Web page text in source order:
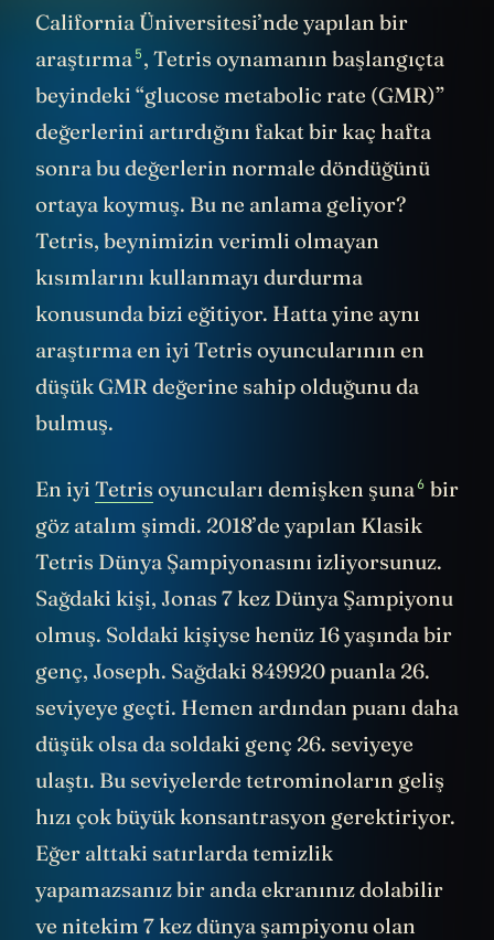
California Üniversitesi’nde yapılan bir
araştırma5, Tetris oynamanın başlangıçta
beyindeki “glucose metabolic rate (GMR)”
değerlerini artırdığını fakat bir kaç hafta
sonra bu değerlerin normale döndüğünü
ortaya koymuş. Bu ne anlama geliyor?
Tetris, beynimizin verimli olmayan
kısımlarını kullanmayı durdurma
konusunda bizi eğitiyor. Hatta yine aynı
araştırma en iyi Tetris oyuncularının en
düşük GMR değerine sahip olduğunu da
bulmuş.
En iyi Tetris oyuncuları demişken şuna6 bir
göz atalım şimdi. 2018’de yapılan Klasik
Tetris Dünya Şampiyonasını izliyorsunuz.
Sağdaki kişi, Jonas 7 kez Dünya Şampiyonu
olmuş. Soldaki kişiyse henüz 16 yaşında bir
genç, Joseph. Sağdaki 849920 puanla 26.
seviyeye geçti. Hemen ardından puanı daha
düşük olsa da soldaki genç 26. seviyeye
ulaştı. Bu seviyelerde tetrominoların geliş
hızı çok büyük konsantrasyon gerektiriyor.
Eğer alttaki satırlarda temizlik
yapamazsanız bir anda ekranınız dolabilir
ve nitekim 7 kez dünya şampiyonu olan